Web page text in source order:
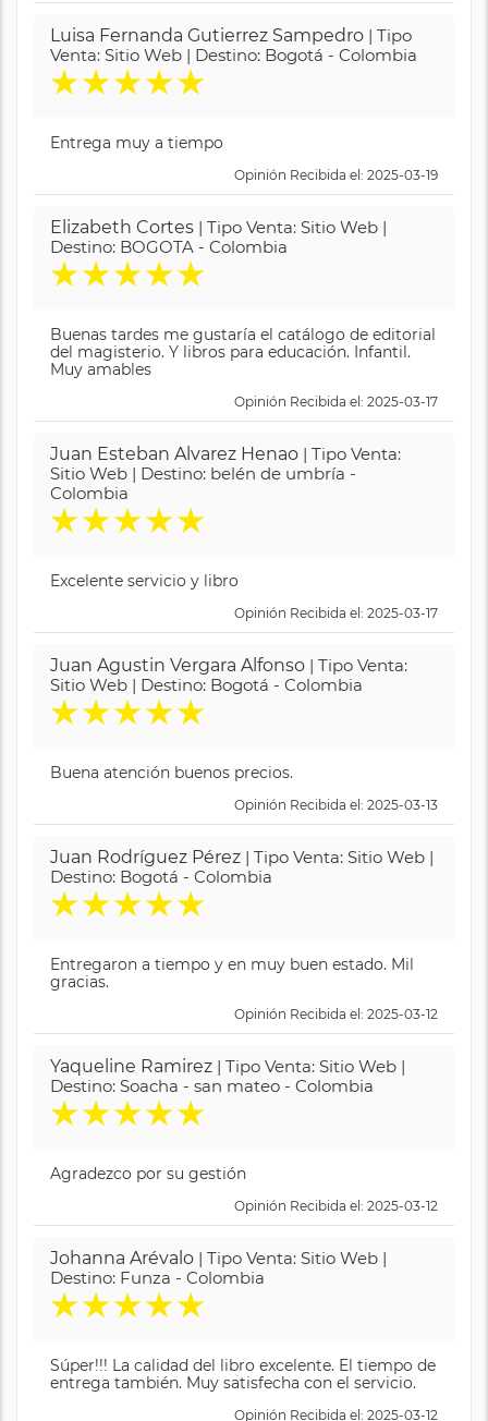
Luisa Fernanda Gutierrez Sampedro | Tipo
Venta: Sitio Web | Destino: Bogotá - Colombia
★★★★★
Entrega muy a tiempo
Opinión Recibida el: 2025-03-19
Elizabeth Cortes | Tipo Venta: Sitio Web |
Destino: BOGOTA - Colombia
★★★★★
Buenas tardes me gustaría el catálogo de editorial
del magisterio. Y libros para educación. Infantil.
Muy amables
Opinión Recibida el: 2025-03-17
Juan Esteban Alvarez Henao | Tipo Venta:
Sitio Web | Destino: belén de umbría -
Colombia
★★★★★
Excelente servicio y libro
Opinión Recibida el: 2025-03-17
Juan Agustin Vergara Alfonso | Tipo Venta:
Sitio Web | Destino: Bogotá - Colombia
★★★★★
Buena atención buenos precios.
Opinión Recibida el: 2025-03-13
Juan Rodríguez Pérez | Tipo Venta: Sitio Web |
Destino: Bogotá - Colombia
★★★★★
Entregaron a tiempo y en muy buen estado. Mil
gracias.
Opinión Recibida el: 2025-03-12
Yaqueline Ramirez | Tipo Venta: Sitio Web |
Destino: Soacha - san mateo - Colombia
★★★★★
Agradezco por su gestión
Opinión Recibida el: 2025-03-12
Johanna Arévalo | Tipo Venta: Sitio Web |
Destino: Funza - Colombia
★★★★★
Súper!!! La calidad del libro excelente. El tiempo de
entrega también. Muy satisfecha con el servicio.
Opinión Recibida el: 2025-03-12